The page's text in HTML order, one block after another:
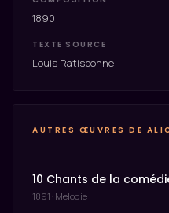
1890
TEXTE SOURCE
Louis Ratisbonne
AUTRES ŒUVRES DE
10 Chants de la
1891 · Melodie